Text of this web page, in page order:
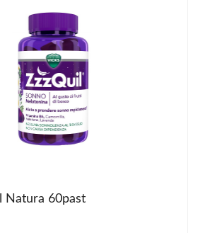
Natura 60past